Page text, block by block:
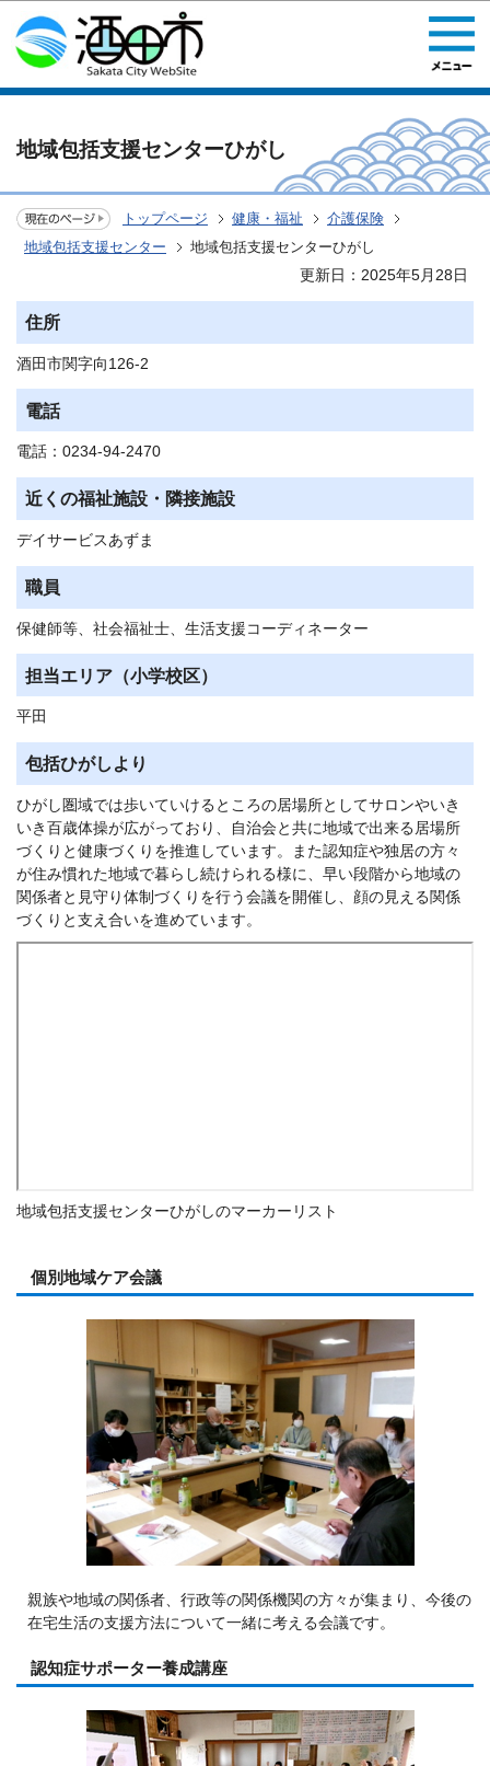
このページの本文へ移動
地域包括支援センターひがし
トップページ 健康・福祉
介護保険
地域包括支援センター
地域包括支援センターひがし
更新日：2025年5月28日
住所
酒田市関字向126-2
電話
電話：0234-94-2470
近くの福祉施設・隣接施設
デイサービスあずま
職員
保健師等、社会福祉士、生活支援コーディネーター
担当エリア（小学校区）
平田
包括ひがしより
ひがし圏域では歩いていけるところの居場所としてサロンやいき
いき百歳体操が広がっており、自治会と共に地域で出来る居場所
づくりと健康づくりを推進しています。また認知症や独居の方々
が住み慣れた地域で暮らし続けられる様に、早い段階から地域の
関係者と見守り体制づくりを行う会議を開催し、顔の見える関係
づくりと支え合いを進めています。
地域包括支援センターひがしのマーカーリスト
個別地域ケア会議
親族や地域の関係者、行政等の関係機関の方々が集まり、今後の
在宅生活の支援方法について一緒に考える会議です。
認知症サポーター養成講座